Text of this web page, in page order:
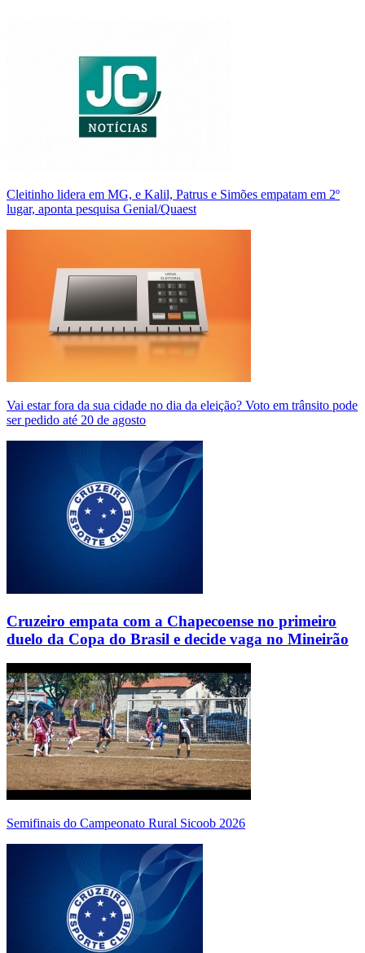
Cleitinho lidera em MG, e Kalil, Patrus e Simões empatam em 2º
lugar, aponta pesquisa Genial/Quaest
Vai estar fora da sua cidade no dia da eleição? Voto em trânsito pode
ser pedido até 20 de agosto
Cruzeiro empata com a Chapecoense no primeiro
duelo da Copa do Brasil e decide vaga no Mineirão
Semifinais do Campeonato Rural Sicoob 2026